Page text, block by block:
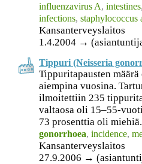
influenzavirus A, intestines
infections, staphylococcus
Kansanterveyslaitos
1.4.2004 →
Tippuri (Neisseria
Tippuritapausten
aiempina vuosina.
ilmoitettiin 235
valtaosa oli 15–55-
73 prosenttia oli miehiä.
gonorrhoea, incidence,
Kansanterveyslaitos
27.9.2006 →